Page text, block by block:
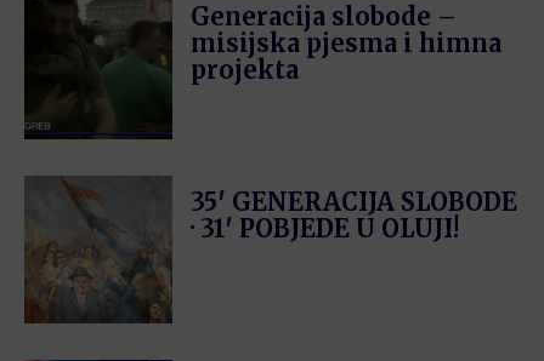
Generacija slobode –
misijska pjesma i himna
projekta
35′ GENERACIJA SLOBODE
· 31′ POBJEDE U OLUJI!